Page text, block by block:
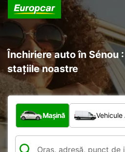
Închiriere auto în Sénou
stațiile noastre
Ce tip de vehicul?
Mașină